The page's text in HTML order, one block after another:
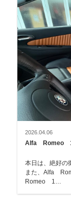
2026.04.06
Alfa Romeo
本日は、絶好の御納車日和で
また、Alfa
Romeo 1…